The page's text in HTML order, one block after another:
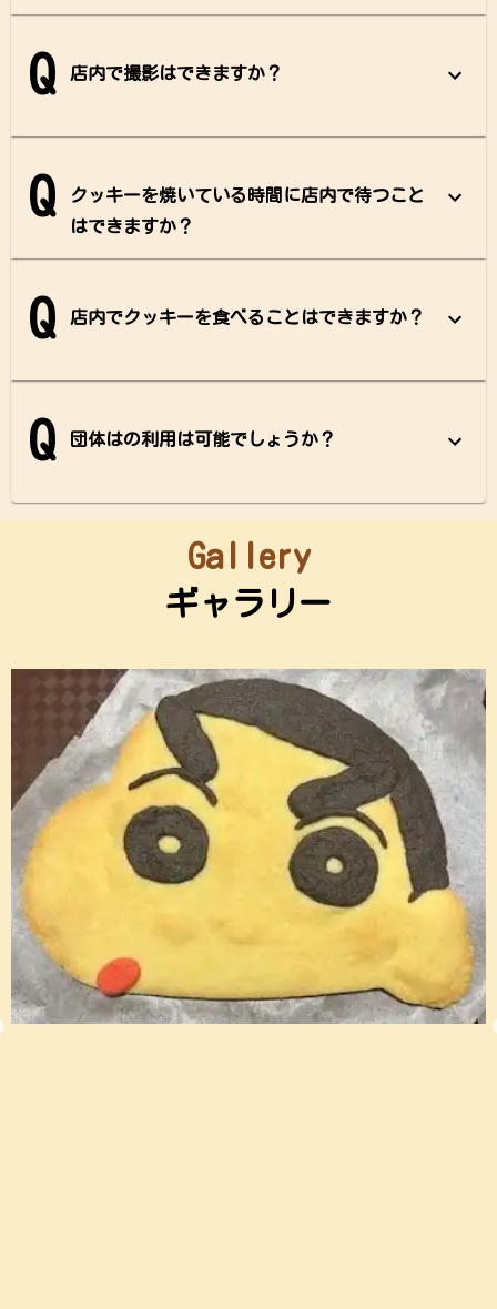
Q 店内で撮影はできますか？
Q
クッキーを焼いている時間に店内で待つこと
はできますか？
Q 店内でクッキーを食べることはできますか？
Q 団体はの利用は可能でしょうか？
Gallery
ギャラリー